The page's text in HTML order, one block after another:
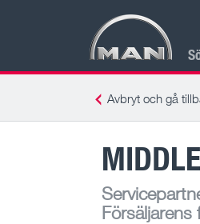
Avbryt och gå
Försäljarens